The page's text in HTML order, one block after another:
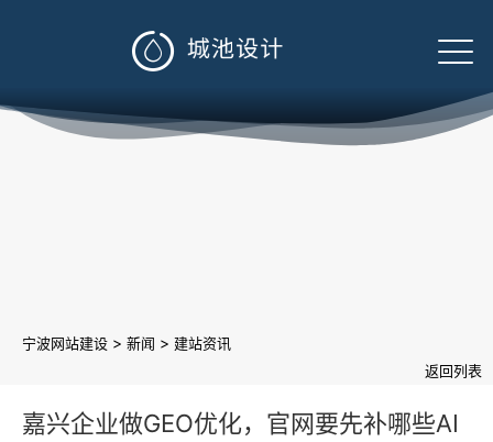

宁波网站建设 > 新闻 > 建站资讯
返回列表
嘉兴企业做GEO优化，官网要先补哪些AI